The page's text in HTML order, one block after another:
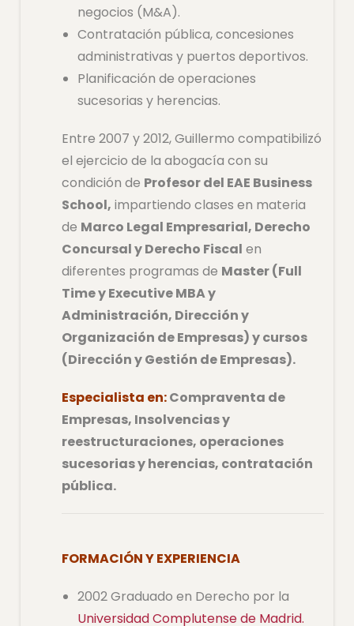
negocios (M&A).
Contratación pública, concesiones
administrativas y puertos deportivos.
Planificación de operaciones
sucesorias y herencias.
Entre 2007 y 2012, Guillermo compatibilizó
el ejercicio de la abogacía con su
condición de Profesor del EAE Business
School, impartiendo clases en materia
de Marco Legal Empresarial, Derecho
Concursal y Derecho Fiscal en
diferentes programas de Master (Full
Time y Executive MBA y
Administración, Dirección y
Organización de Empresas) y cursos
(Dirección y Gestión de Empresas).
Especialista en:Compraventa de
Empresas, Insolvencias y
reestructuraciones, operaciones
sucesorias y herencias, contratación
pública.
FORMACIÓN Y EXPERIENCIA
2002 Graduado en Derecho por la
Universidad Complutense de Madrid.